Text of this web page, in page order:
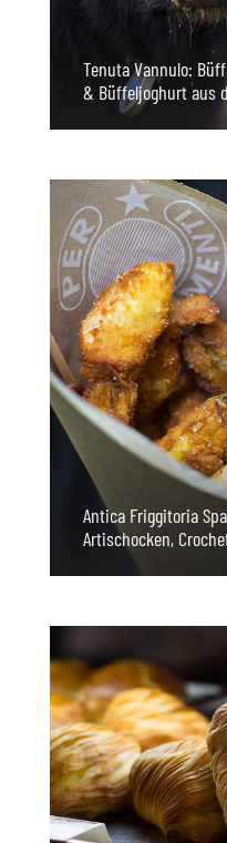
Tenuta Vannulo:
& Büffeljoghurt aus
Antica Friggitoria
Artischocken,